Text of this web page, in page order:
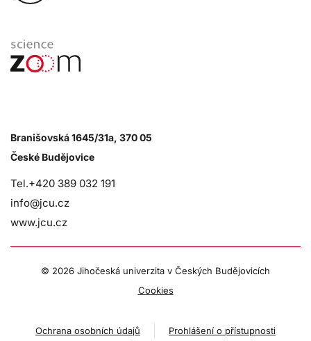
Branišovská 1645/31a, 370 05
České Budějovice
Tel.+420 389 032 191
info@jcu.cz
www.jcu.cz
© 2026 Jihočeská univerzita v Českých Budějovicích
Cookies
Ochrana osobních údajů Prohlášení o přístupnosti